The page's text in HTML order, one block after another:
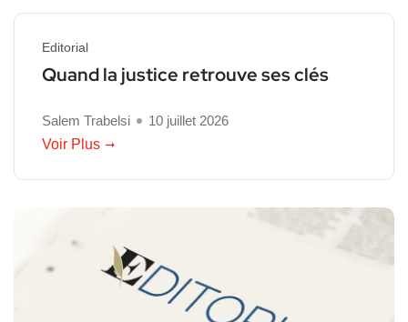
Editorial
Quand la justice retrouve ses clés
Salem Trabelsi
10 juillet 2026
Voir Plus